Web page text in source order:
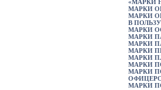
«МАРКИ
МАРКИ
МАРКИ
В
МАРКИ
МАРКИ
МАРКИ
МАРКИ
МАРКИ
МАРКИ
МАРКИ
МАРКИ